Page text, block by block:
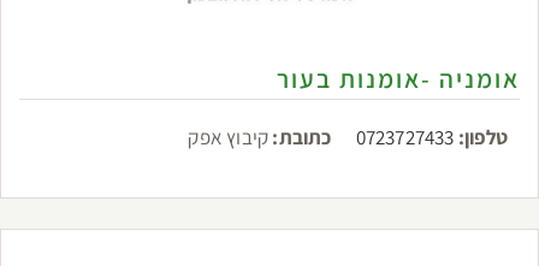
אומניה -אומנות בעור
טלפון: 0723727433 כתובת:קיבוץ אפק